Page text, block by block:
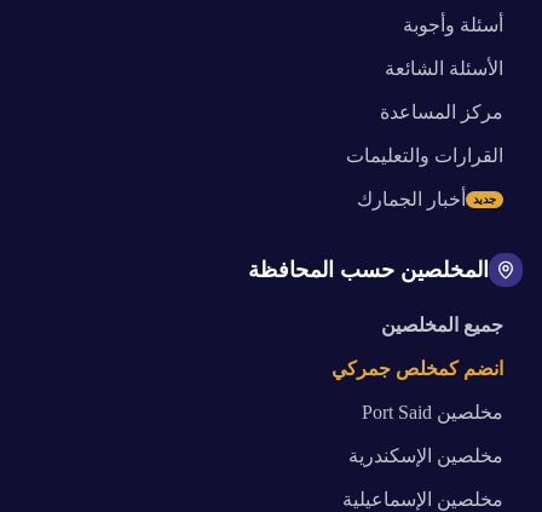
أسئلة وأجوبة
الأسئلة الشائعة
مركز المساعدة
القرارات والتعليمات
أخبار الجمارك جديد
المخلصين حسب المحافظة
جميع المخلصين
انضم كمخلص جمركي
مخلصين Port Said
مخلصين الإسكندرية
مخلصين الإسماعيلية